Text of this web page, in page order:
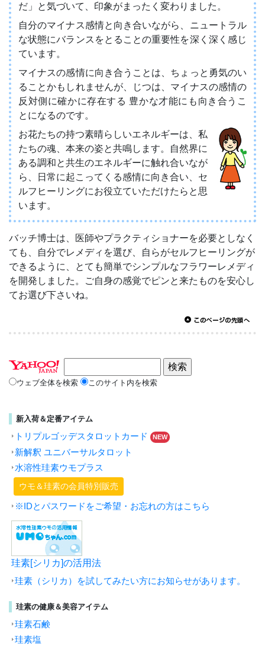
だ」と気づいて、印象がまったく変わりました。
自分のマイナス感情と向き合いながら、ニュートラル
な状態にバランスをとることの重要性を深く深く感じ
ています。
マイナスの感情に向き合うことは、ちょっと勇気のい
ることかもしれませんが、じつは、マイナスの感情の
反対側に確かに存在する 豊かな才能にも向き合うこ
とになるのです。
お花たちの持つ素晴らしいエネルギーは、私
たちの魂、本来の姿と共鳴します。自然界に
ある調和と共生のエネルギーに触れ合いなが
ら、日常に起こってくる感情に向き合い、セ
ルフヒーリングにお役立ていただけたらと思
います。
バッチ博士は、医師やプラクティショナーを必要としなく
ても、自分でレメディを選び、自らがセルフヒーリングが
できるように、とても簡単でシンプルなフラワーレメディ
を開発しました。ご自身の感覚でピンと来たものを安心し
てお選び下さいね。
ウェブ全体を検索 このサイト内を検索
新入荷＆定番アイテム
トリプルゴッデスタロットカード NEW
新解釈 ユニバーサルタロット
水溶性珪素ウモプラス
ウモ＆珪素の会員特別販売
※IDとパスワードをご希望・お忘れの方はこちら
珪素[シリカ]の活用法
珪素（シリカ）を試してみたい方にお知らせがあります。
珪素の健康＆美容アイテム
珪素石鹸
珪素塩